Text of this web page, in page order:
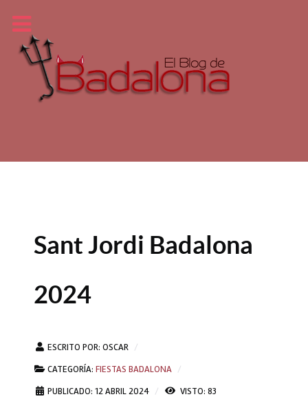
Sant Jordi Badalona
2024
ESCRITO POR: OSCAR
CATEGORÍA: FIESTAS BADALONA
PUBLICADO: 12 ABRIL 2024
VISTO: 83